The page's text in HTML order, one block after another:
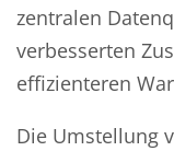
zentralen
verbesserten
effizienteren
Die Umstellung